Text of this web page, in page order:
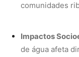
comunidades
Impactos
de água afeta